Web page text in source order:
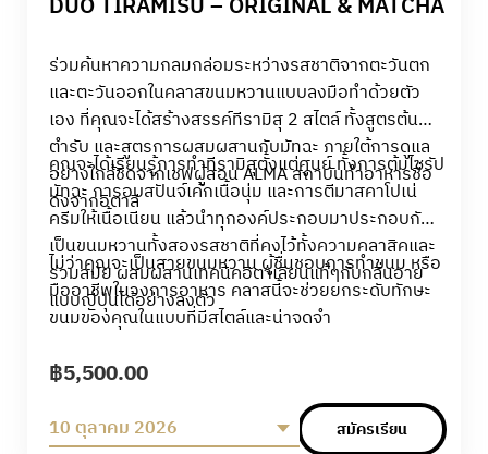
ร่วมค้นหาความกลมกล่อมระหว่างรสชาติจากตะวันตก
และตะวันออกในคลาสขนมหวานแบบลงมือทำด้วยตัว
เอง ที่คุณจะได้สร้างสรรค์ทีรามิสุ 2 สไตล์ ทั้งสูตรต้น
ตำรับ และสูตรการผสมผสานกับมัทฉะ ภายใต้การดูแล
อย่างใกล้ชิดจากเชฟผู้สอน ALMA สถาบันทำอาหารชื่อ
ดังจากอิตาลี
คุณจะได้เรียนรู้การทำทีรามิสุตั้งแต่ศูนย์ ทั้งการต้มไซรัป
มัทฉะ การอบสปันจ์เค้กเนื้อนุ่ม และการตีมาสคาโปเน่
ครีมให้เนื้อเนียน แล้วนำทุกองค์ประกอบมาประกอบกัน
เป็นขนมหวานทั้งสองรสชาติที่คงไว้ทั้งความคลาสิคและ
ร่วมสมัย ผสมผสานเทคนิคอิตาเลียนแท้ๆกับกลิ่นอาย
แบบญี่ปุ่นได้อย่างลงตัว
ไม่ว่าคุณจะเป็นสายขนมหวาน ผู้ชื่นชอบการทำขนม หรือ
มืออาชีพในวงการอาหาร คลาสนี้จะช่วยยกระดับทักษะ
ขนมของคุณในแบบที่มีสไตล์และน่าจดจำ
฿5,500.00
10 ตุลาคม 2026 สมัครเรียน